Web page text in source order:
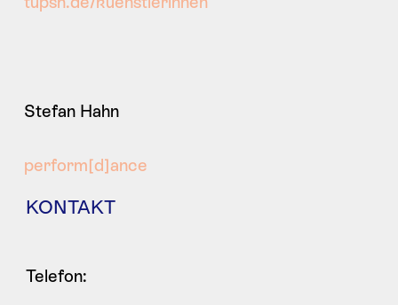
Stefan Hahn
perform[d]ance
KONTAKT
Telefon: